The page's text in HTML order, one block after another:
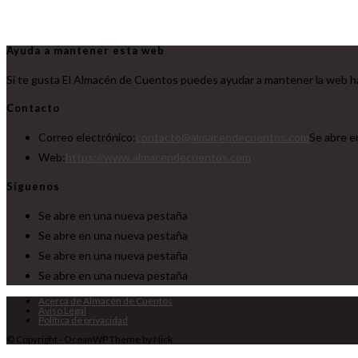
Ayuda a mantener esta web
Si te gusta El Almacén de Cuentos puedes ayudar a mantener la web
Contacto
Correo electrónico:
Se abre
Web:
Síguenos
Se abre en una nueva pestaña
Se abre en una nueva pestaña
Se abre en una nueva pestaña
Se abre en una nueva pestaña
Acerca de Almacén de Cuentos
Aviso Legal
Política de privacidad
© Copyright - OceanWP Theme by Nick